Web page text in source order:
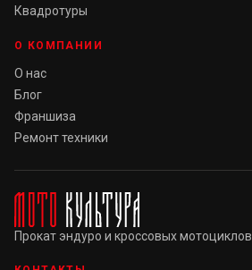
Квадротуры
О КОМПАНИИ
О нас
Блог
Франшиза
Ремонт техники
Прокат эндуро и кроссовых мотоциклов